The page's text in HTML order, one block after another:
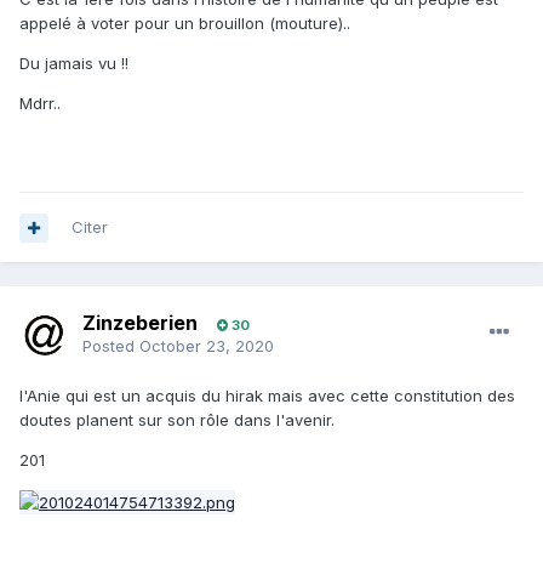
appelé à voter pour un brouillon (mouture)..
Du jamais vu !!
Mdrr..
Citer
Zinzeberien 30
Posted October 23, 2020
l'Anie qui est un acquis du hirak mais avec cette constitution des
doutes planent sur son rôle dans l'avenir.
201